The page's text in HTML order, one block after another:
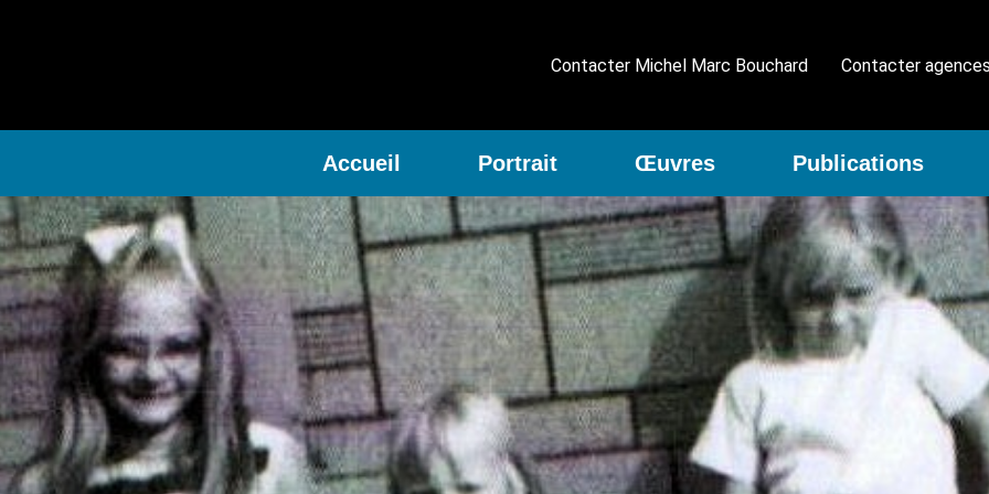
Contacter Michel Marc Bouchard Contacter agences
Accueil Portrait Œuvres Publications